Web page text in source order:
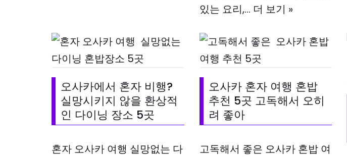
있는 요리,… 더 보기 »
오사카에서 혼자 비행?
실망시키지 않을 환상적
인 다이닝 장소 5곳
혼자 오사카 여행 실망없는 다
오사카 혼자 여행 혼밥
추천 5곳 고독해서 오히
려 좋아
고독해서 좋은 오사카 혼밥 여